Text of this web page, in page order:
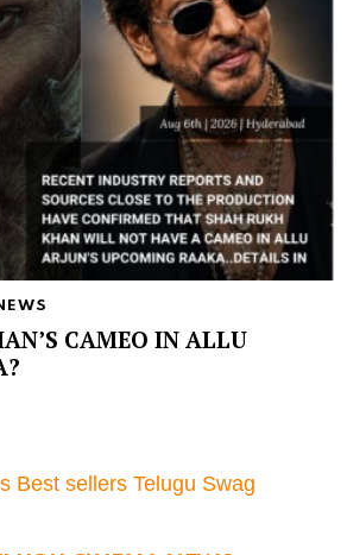
CAMEO IN ALLU
Best sellers Telugu Swag